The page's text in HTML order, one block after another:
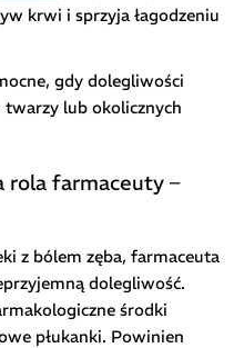
krwi i sprzyja łagodzeniu
gdy dolegliwości
twarzy lub okolicznych
rola farmaceuty –
z bólem zęba, farmaceuta
dolegliwość.
środki
płukanki. Powinien